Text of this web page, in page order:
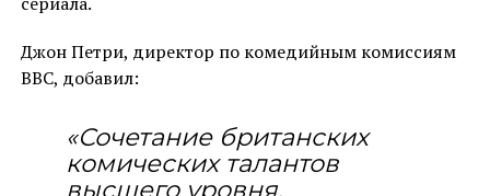
Джон Петри, директор по комедийным комиссиям
BBC, добавил:
«Сочетание британских
комических талантов
высшего уровня,